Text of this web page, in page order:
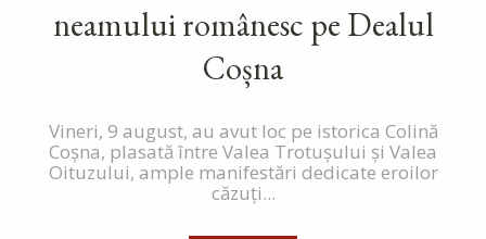
neamului românesc pe Dealul
Coșna
Vineri, 9 august, au avut loc pe istorica Colină
Coșna, plasată între Valea Trotușului și Valea
Oituzului, ample manifestări dedicate eroilor
căzuți...